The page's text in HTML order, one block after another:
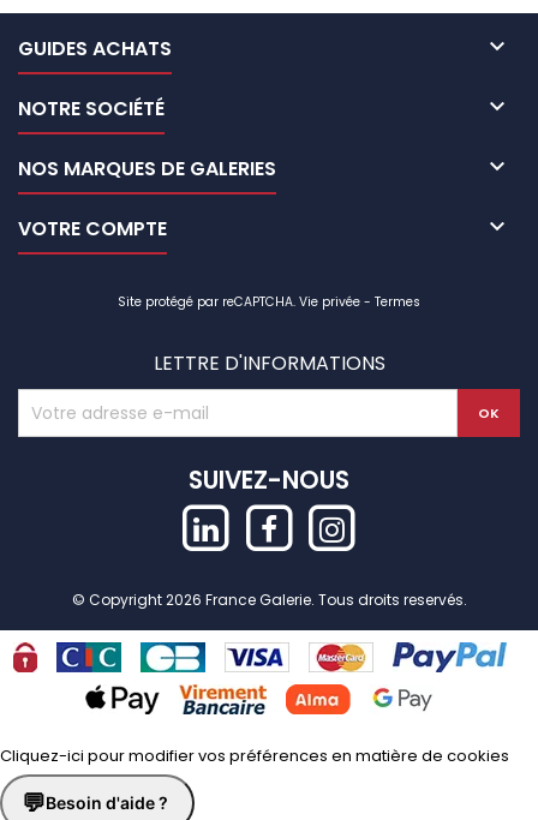
GUIDES ACHATS 
NOTRE SOCIÉTÉ 
NOS MARQUES DE GALERIES 
VOTRE COMPTE 
Site protégé par reCAPTCHA. Vie privée - Termes
LETTRE D'INFORMATIONS
SUIVEZ-NOUS
© Copyright 2026 France Galerie. Tous droits reservés.
Cliquez-ici pour modifier vos préférences en matière de cookies
💬Besoin d'aide ?